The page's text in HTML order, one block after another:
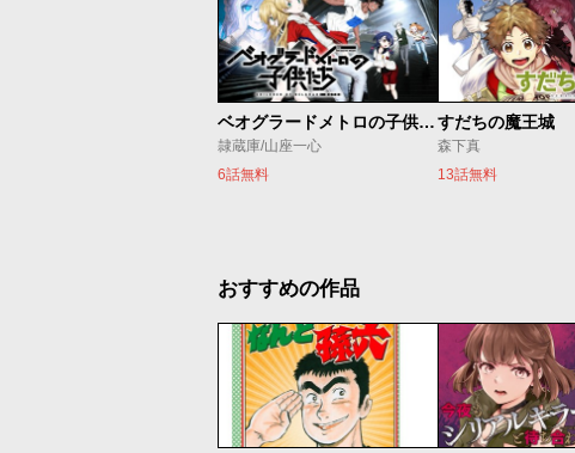
ベオグラードメトロの子供たち
隷蔵庫/山座一心
6話無料
すだちの魔王城
森下真
13話無料
おすすめの作品